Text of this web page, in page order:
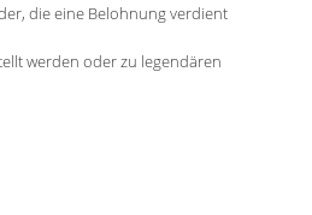
die eine Belohnung verdient
werden oder zu legendären